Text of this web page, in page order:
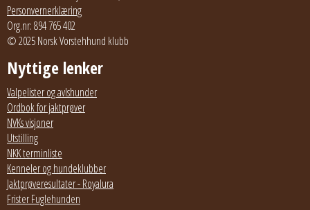
Personvernerklæring
Org.nr: 894 765 402
© 2025 Norsk Vorstehhund klubb
Nyttige lenker
Valpelister og avlshunder
Ordbok for jaktprøver
NVKs visjoner
Utstilling
NKK terminliste
Kenneler og hundeklubber
Jaktprøveresultater - Royalura
Frister Fuglehunden